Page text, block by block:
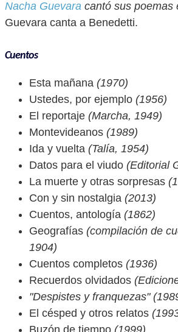
Nacha Guevara cantó sus poemas
Guevara canta a Benedetti.
Cuentos
Esta mañana (1970)
Ustedes, por ejemplo (1956)
El reportaje (Marcha, 1949)
Montevideanos (1989)
Ida y vuelta (Talía, 1954)
Datos para el viudo (Editorial
La muerte y otras sorpresas
Con y sin nostalgia (2013)
Cuentos, antología (1862)
Geografías (compilación de
1904)
Cuentos completos (1936)
Recuerdos olvidados
"Despistes y franquezas"
El césped y otros relatos
Buzón de tiempo (1999)